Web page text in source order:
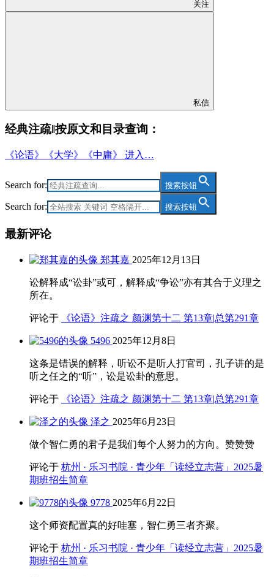
关注
私信
经典注疏‖按原文和目录查询：
《论语》《大学》《中庸》 进入…
Search for: 搜索按钮
Search for: 搜索按钮
最新评论
郑其嘉 2025年12月13日
讼解释成“讼卦”或可，解释成“争讼”亦有其合于义理之
所在。
评论于 《论语》注疏之 颜渊第十二 第13章|总第291章
5496 2025年12月8日
这条是错误的解释，听讼不是听人打官司，孔子讲的是
听之任之的“听”，讼是讼卦的意思。
评论于 《论语》注疏之 颜渊第十二 第13章|总第291章
泽之 2025年6月23日
做个智仁勇的君子是我们每个人努力的方向。赞赞赞
评论于 杭州 · 乐习书院 · 青少年「读经立志营」2025暑
期班招生简章
9778 2025年6月22日
这个师资配置真的好哇塞，智仁勇三者齐聚。
评论于 杭州 · 乐习书院 · 青少年「读经立志营」2025暑
期班招生简章